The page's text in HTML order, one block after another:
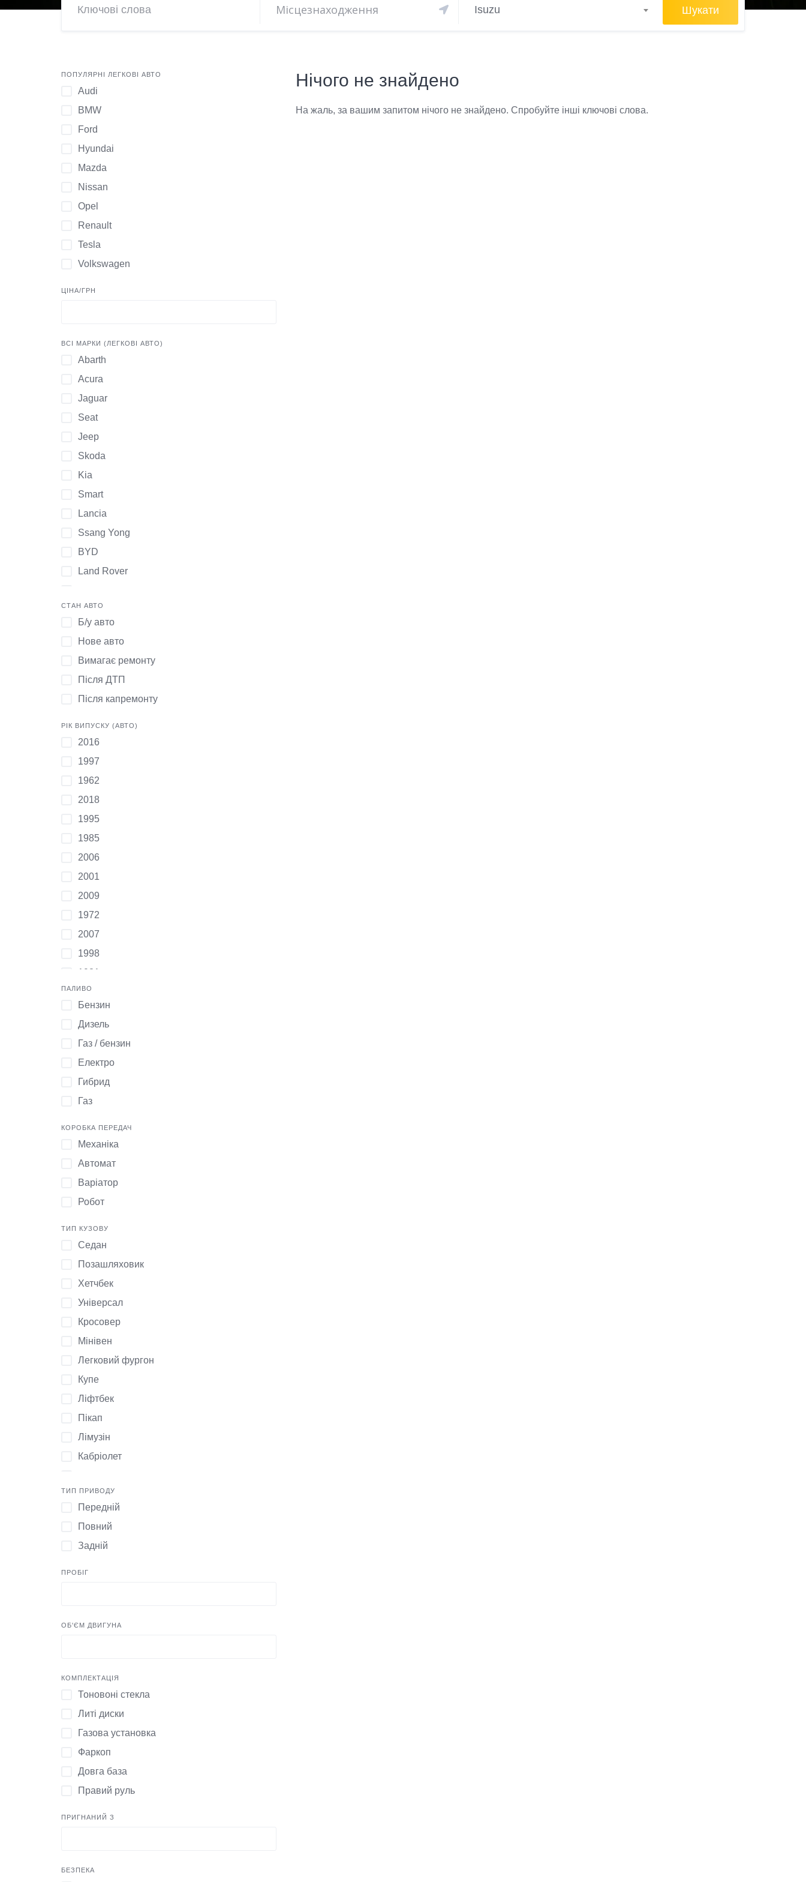
Isuzu Шукати
ПОПУЛЯРНІ ЛЕГКОВІ АВТО
Audi
BMW
Ford
Hyundai
Mazda
Nissan
Opel
Renault
Tesla
Volkswagen
ЦІНА/ГРН
ВСІ МАРКИ (ЛЕГКОВІ АВТО)
Abarth
Acura
Jaguar
Seat
Jeep
Skoda
Kia
Smart
Lancia
Ssang Yong
BYD
Land Rover
Buick
Lexus
Suzuki
Changhe
Lifan
Toyota
Chery
Lincoln
Volvo
Chevrolet
Mercedes
ВАЗ
Citroen
Mini
ГАЗ
Dacia
Mitsubishi
Інша марка
Daewoo
ЗАЗ
Pontiac
Porsche
Honda
Ravon
УАЗ
Infiniti
Saab
СТАН АВТО
Б/у авто
Нове авто
Вимагає ремонту
Після ДТП
Після капремонту
РІК ВИПУСКУ (АВТО)
2016
1997
1962
2018
1995
1985
2006
2001
2009
1972
2007
1998
1981
2024
2008
2019
1993
Інший
2012
2005
1992
2017
1994
1996
2013
1986
2011
2002
1982
2014
1974
1979
2015
1987
1977
1991
1988
2004
1999
1966
2003
2020
1984
1990
ПАЛИВО
Бензин
Дизель
Газ / бензин
Електро
Гибрид
Газ
КОРОБКА ПЕРЕДАЧ
Механіка
Автомат
Варіатор
Робот
ТИП КУЗОВУ
Седан
Позашляховик
Хетчбек
Універсал
Кросовер
Мінівен
Легковий фургон
Купе
Ліфтбек
Пікап
Лімузін
Кабріолет
Тарга
ТИП ПРИВОДУ
Передній
Повний
Задній
ПРОБІГ
ОБ'ЄМ ДВИГУНА
КОМПЛЕКТАЦІЯ
Тоновоні стекла
Литі диски
Газова установка
Фаркоп
Довга база
Правий руль
ПРИГНАНИЙ З
БЕЗПЕКА
Нічого не знайдено
На жаль, за вашим запитом нічого не знайдено. Спробуйте інші ключові слова.